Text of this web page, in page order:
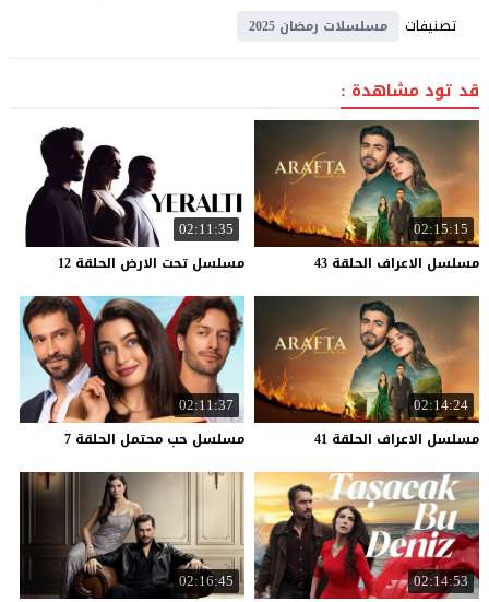
تصنيفات مسلسلات رمضان 2025
قد تود مشاهدة :
02:15:15
مسلسل الاعراف الحلقة 43
02:11:35
مسلسل تحت الارض الحلقة 12
02:14:24
مسلسل الاعراف الحلقة 41
02:11:37
مسلسل حب محتمل الحلقة 7
02:14:53
02:16:45